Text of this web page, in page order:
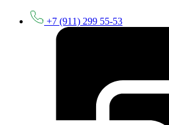
+7 (911) 299 55-53